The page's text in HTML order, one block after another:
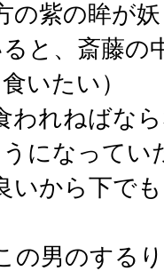
の紫の眸が
と、斎藤の
いたい）
われねばな
になってい
いから下で
の男のする